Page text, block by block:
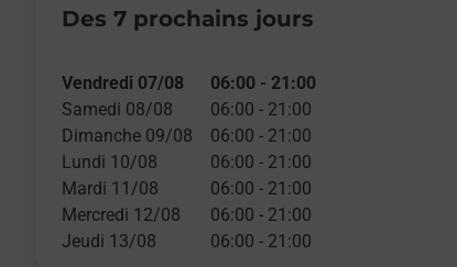
Des 7 prochains jours
Vendredi 07/08 06:00 - 21:00
Samedi 08/08
06:00 - 21:00
Dimanche 09/08
06:00 - 21:00
Lundi 10/08
06:00 - 21:00
Mardi 11/08
06:00 - 21:00
Mercredi 12/08
06:00 - 21:00
Jeudi 13/08
06:00 - 21:00